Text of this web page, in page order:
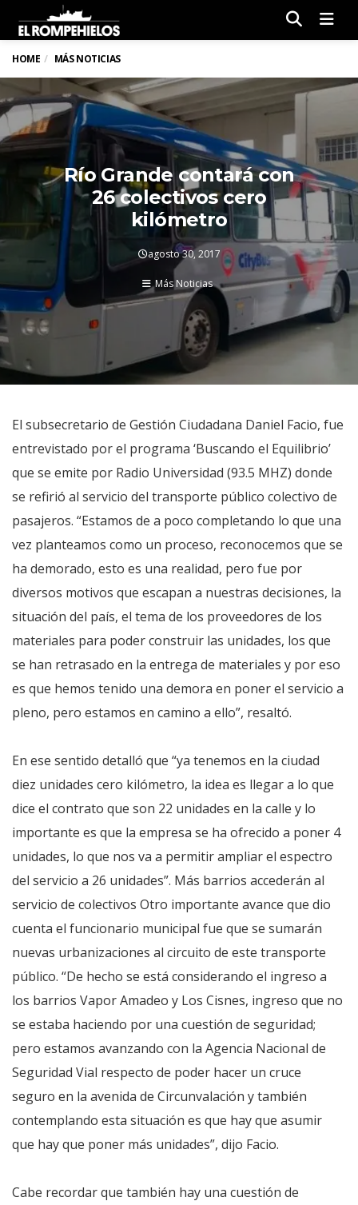
HOME MÁS NOTICIAS
Río Grande contará con
26 colectivos cero
kilómetro
agosto 30, 2017
Más Noticias
El subsecretario de Gestión Ciudadana Daniel Facio, fue
entrevistado por el programa ‘Buscando el Equilibrio’
que se emite por Radio Universidad (93.5 MHZ) donde
se refirió al servicio del transporte público colectivo de
pasajeros. “Estamos de a poco completando lo que una
vez planteamos como un proceso, reconocemos que se
ha demorado, esto es una realidad, pero fue por
diversos motivos que escapan a nuestras decisiones, la
situación del país, el tema de los proveedores de los
materiales para poder construir las unidades, los que
se han retrasado en la entrega de materiales y por eso
es que hemos tenido una demora en poner el servicio a
pleno, pero estamos en camino a ello”, resaltó.
En ese sentido detalló que “ya tenemos en la ciudad
diez unidades cero kilómetro, la idea es llegar a lo que
dice el contrato que son 22 unidades en la calle y lo
importante es que la empresa se ha ofrecido a poner 4
unidades, lo que nos va a permitir ampliar el espectro
del servicio a 26 unidades”. Más barrios accederán al
servicio de colectivos Otro importante avance que dio
cuenta el funcionario municipal fue que se sumarán
nuevas urbanizaciones al circuito de este transporte
público. “De hecho se está considerando el ingreso a
los barrios Vapor Amadeo y Los Cisnes, ingreso que no
se estaba haciendo por una cuestión de seguridad;
pero estamos avanzando con la Agencia Nacional de
Seguridad Vial respecto de poder hacer un cruce
seguro en la avenida de Circunvalación y también
contemplando esta situación es que hay que asumir
que hay que poner más unidades”, dijo Facio.
Cabe recordar que también hay una cuestión de